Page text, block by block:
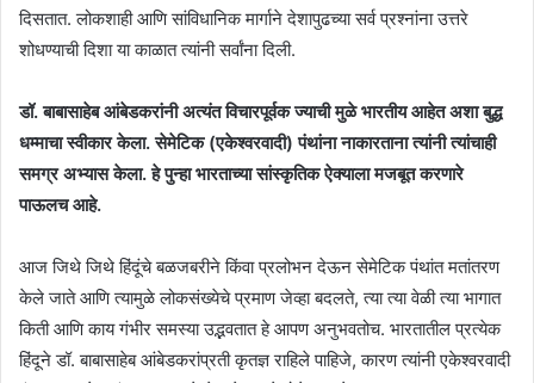
दिसतात. लोकशाही आणि सांविधानिक मार्गाने देशापुढच्या सर्व प्रश्नांना उत्तरे
शोधण्याची दिशा या काळात त्यांनी सर्वांना दिली.
डॉ. बाबासाहेब आंबेडकरांनी अत्यंत विचारपूर्वक ज्याची मुळे भारतीय आहेत अशा बुद्ध
धम्माचा स्वीकार केला. सेमेटिक (एकेश्वरवादी) पंथांना नाकारताना त्यांनी त्यांचाही
समग्र अभ्यास केला. हे पुन्हा भारताच्या सांस्कृतिक ऐक्याला मजबूत करणारे
पाऊलच आहे.
आज जिथे जिथे हिंदूंचे बळजबरीने किंवा प्रलोभन देऊन सेमेटिक पंथांत मतांतरण
केले जाते आणि त्यामुळे लोकसंख्येचे प्रमाण जेव्हा बदलते, त्या त्या वेळी त्या भागात
किती आणि काय गंभीर समस्या उद्भवतात हे आपण अनुभवतोच. भारतातील प्रत्येक
हिंदूने डॉ. बाबासाहेब आंबेडकरांप्रती कृतज्ञ राहिले पाहिजे, कारण त्यांनी एकेश्वरवादी